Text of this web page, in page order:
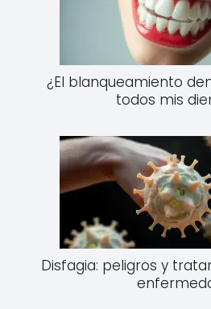
¿El blanqueamiento
todos mis
Disfagia: peligros y